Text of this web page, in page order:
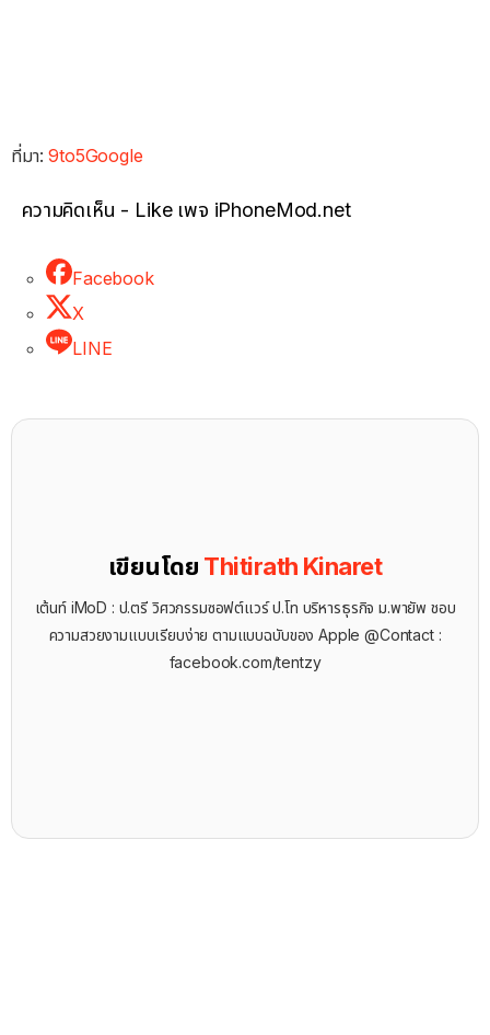
ที่มา:9to5Google
ความคิดเห็น - Like เพจ iPhoneMod.net
Facebook
X
LINE
เขียนโดย Thitirath Kinaret
เต้นท์ iMoD : ป.ตรี วิศวกรรมซอฟต์แวร์ ป.โท บริหารธุรกิจ ม.พายัพ ชอบ
ความสวยงามแบบเรียบง่าย ตามแบบฉบับของ Apple @Contact :
facebook.com/tentzy